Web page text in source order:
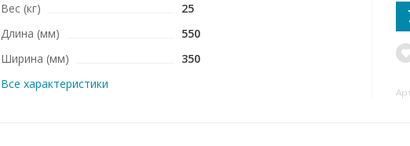
Вес (кг)
25
Длина (мм)
550
Ширина (мм)
350
Все характеристики